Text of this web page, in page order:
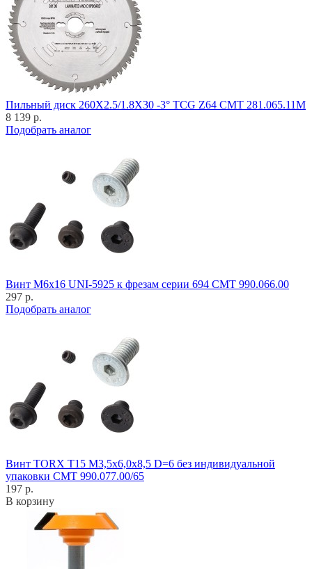
Пильный диск 260X2.5/1.8X30 -3° TCG Z64 CMT 281.065.11M
8 139 р.
Подобрать аналог
Винт M6x16 UNI-5925 к фрезам серии 694 CMT 990.066.00
297 р.
Подобрать аналог
Винт TORX T15 M3,5x6,0x8,5 D=6 без индивидуальной
упаковки CMT 990.077.00/65
197 р.
В корзину